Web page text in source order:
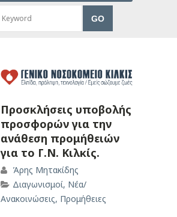
Προσκλήσεις υποβολής
προσφορών για την
ανάθεση προμήθειών
για το Γ.Ν. Κιλκίς.
Άρης Μητακίδης
Διαγωνισμοί, Νέα/
Ανακοινώσεις, Προμήθειες